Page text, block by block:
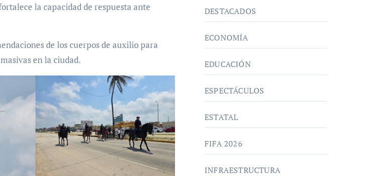
la capacidad de respuesta ante
de los cuerpos de auxilio para
en la ciudad.
DESTACADOS
ECONOMÍA
EDUCACIÓN
ESPECTÁCULOS
ESTATAL
FIFA 2026
INFRAESTRUCTURA